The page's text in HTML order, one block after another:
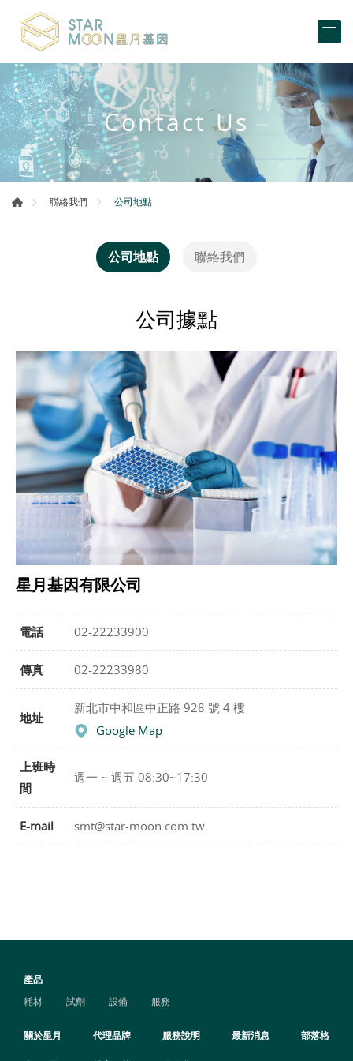
Contact Us
聯絡我們 公司地點
公司地點 聯絡我們
公司據點
星月基因有限公司
電話 02-22233900
傳真 02-22233980
地址
新北市中和區中正路 928 號 4 樓
Google Map
上班時
間
週一 ~ 週五 08:30~17:30
E-mail smt@star-moon.com.tw
產品
耗材
試劑 設備 服務
關於星月 代理品牌 服務說明 最新消息 部落格